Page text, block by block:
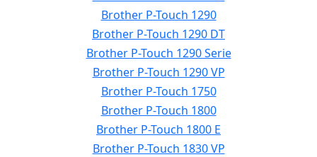
Brother P-Touch 1290
Brother P-Touch 1290 DT
Brother P-Touch 1290 Serie
Brother P-Touch 1290 VP
Brother P-Touch 1750
Brother P-Touch 1800
Brother P-Touch 1800 E
Brother P-Touch 1830 VP